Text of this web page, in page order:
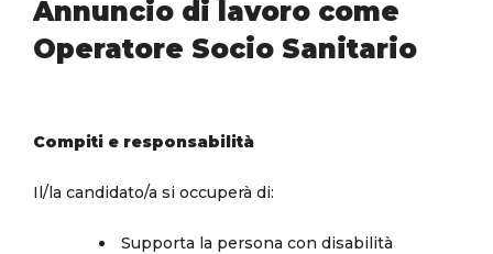
Annuncio di lavoro come
Operatore Socio Sanitario
Compiti e responsabilità
Il/la candidato/a si occuperà di:
Supporta la persona con disabilità